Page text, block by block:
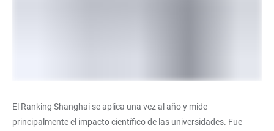
El Ranking Shanghai se aplica una vez al año y mide
principalmente el impacto científico de las universidades. Fue